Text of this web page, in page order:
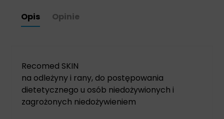
Opis Opinie
Recomed SKIN
na odleżyny i rany, do postępowania
dietetycznego u osób niedożywionych i
zagrożonych niedożywieniem